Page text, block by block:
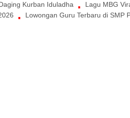
Kurban Iduladha
Lagu MBG
Lowongan Guru Terbaru di SMP